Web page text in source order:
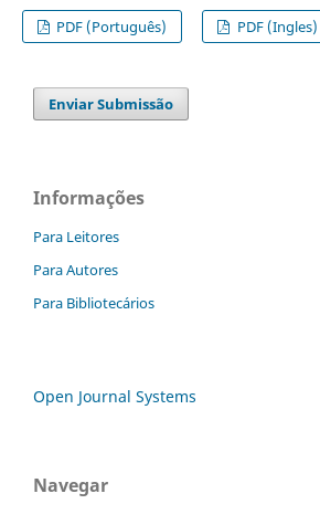
PDF (Português)
PDF (Ingles)
Enviar Submissão
Informações
Para Leitores
Para Autores
Para Bibliotecários
Open Journal Systems
Navegar